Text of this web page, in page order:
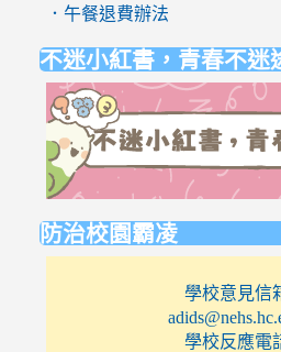
．午餐退費辦法
不迷小紅書，青春不迷
防治校園霸凌
學校意見信
學校反應電